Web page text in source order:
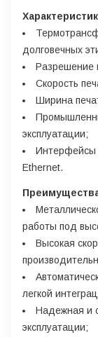
долговечных
Разрешение
Скорость
Ширина
эксплуатации;
Интерфейсы
Ethernet.
работы под
Высокая
легкой
Надежная и
эксплуатации;